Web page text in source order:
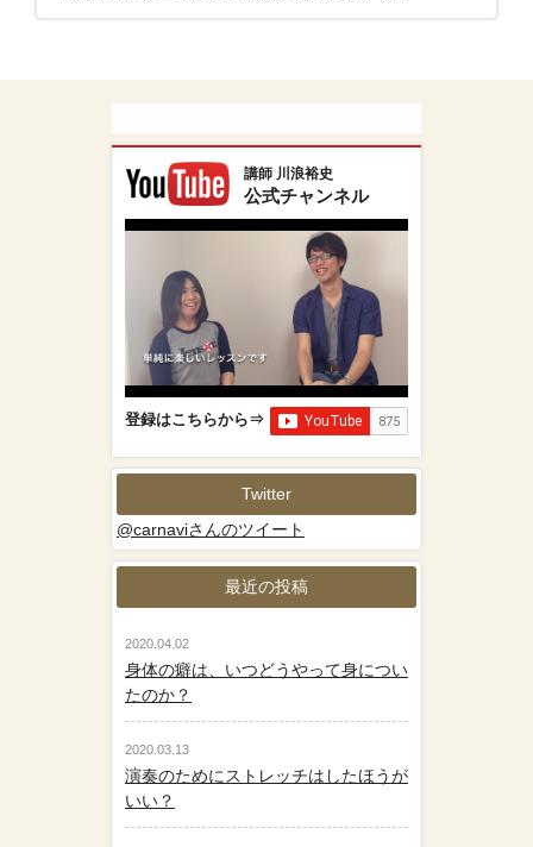
講師 川浪裕史
公式チャンネル
登録はこちらから⇒
Twitter
@carnaviさんのツイート
最近の投稿
2020.04.02
身体の癖は、いつどうやって身につい
たのか？
2020.03.13
演奏のためにストレッチはしたほうが
いい？